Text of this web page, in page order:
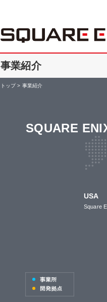
事業紹介
トップ 事業紹介
SQUARE
USA
Square